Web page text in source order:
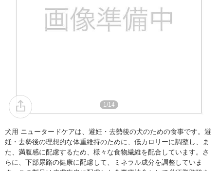
1/14
犬用 ニュータードケアは、避妊・去勢後の犬のための食事です。避
妊・去勢後の理想的な体重維持のために、低カロリーに調整し、ま
た、満腹感に配慮するため、様々な食物繊維を配合しています。さ
らに、下部尿路の健康に配慮して、ミネラル成分を調整していま